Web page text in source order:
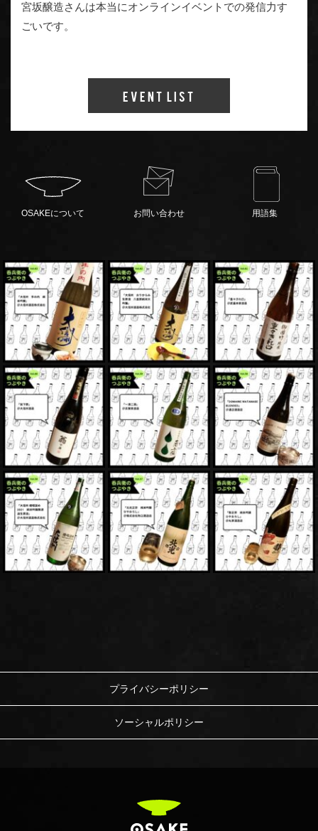
宮坂醸造さんは本当にオンラインイベントでの発信力す
ごいです。
Event List
OSAKEについて お問い合わせ 用語集
プライバシーポリシー
ソーシャルポリシー